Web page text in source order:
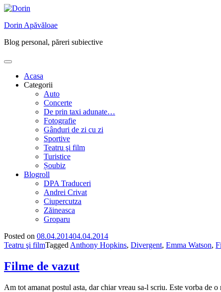
Skip
content
Dorin Apăvăloae
Blog personal, păreri subiective
Acasa
Categorii
Auto
Concerte
De prin taxi adunate…
Fotografie
Gânduri de zi cu zi
Sportive
Teatru şi film
Turistice
Șoubiz
Blogroll
DPA Traduceri
Andrei Crivat
Ciupercutza
Zăineasca
Groparu
Posted on 08.04.201404.04.2014
Teatru şi filmTagged Anthony Hopkins, Divergent, Emma Watson,
Filme de vazut
Am tot amanat postul asta, dar chiar vreau sa-l scriu. Este vorba de